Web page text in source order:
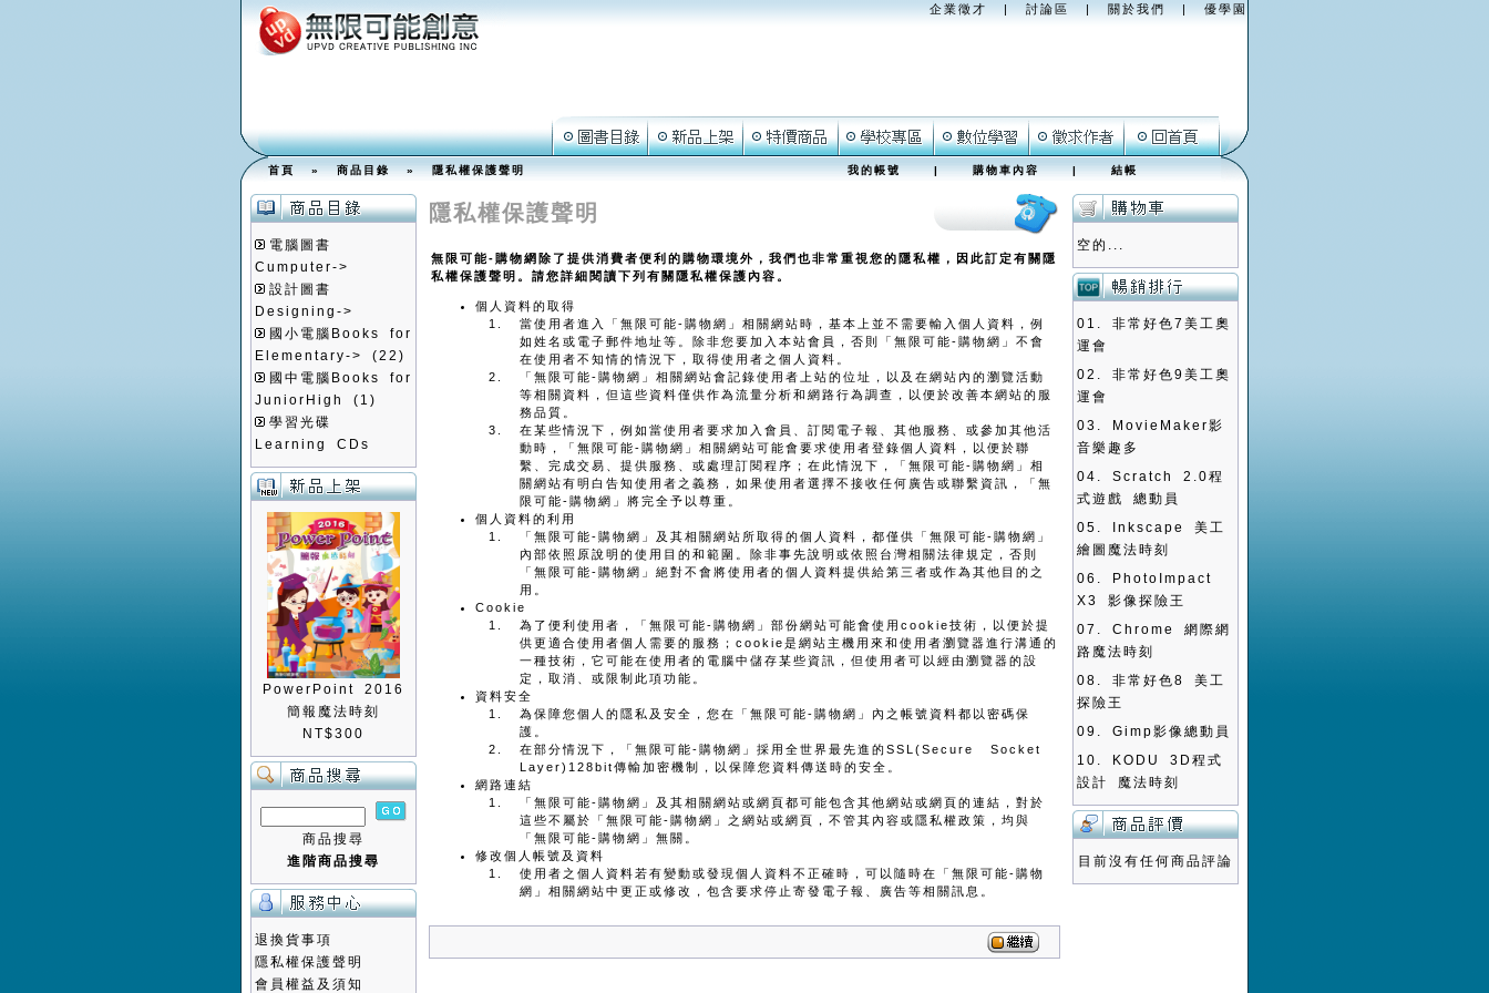
企業徵才 | 討論區 | 關於我們 | 優學園
首頁»商品目錄»隱私權保護聲明 我的帳號|購物車內容|結帳
電腦圖書
Cumputer->
設計圖書
Designing->
國小電腦Books for
Elementary->
(22)
國中電腦Books for
JuniorHigh
(1)
學習光碟
Learning CDs
PowerPoint 2016
簡報魔法時刻
NT$300
商品搜尋
進階商品搜尋
退換貨事項
隱私權保護聲明
會員權益及須知
隱私權保護聲明
無限可能-購物網除了提供消費者便利的購物環境外，我們也非常重視您的隱私權，因此訂定有關隱
私權保護聲明。請您詳細閱讀下列有關隱私權保護內容。
個人資料的取得
當使用者進入「無限可能-購物網」相關網站時，基本上並不需要輸入個人資料，例
如姓名或電子郵件地址等。除非您要加入本站會員，否則「無限可能-購物網」不會
在使用者不知情的情況下，取得使用者之個人資料。
「無限可能-購物網」相關網站會記錄使用者上站的位址，以及在網站內的瀏覽活動
等相關資料，但這些資料僅供作為流量分析和網路行為調查，以便於改善本網站的服
務品質。
在某些情況下，例如當使用者要求加入會員、訂閱電子報、其他服務、或參加其他活
動時，「無限可能-購物網」相關網站可能會要求使用者登錄個人資料，以便於聯
繫、完成交易、提供服務、或處理訂閱程序；在此情況下，「無限可能-購物網」相
關網站有明白告知使用者之義務，如果使用者選擇不接收任何廣告或聯繫資訊，「無
限可能-購物網」將完全予以尊重。
個人資料的利用
「無限可能-購物網」及其相關網站所取得的個人資料，都僅供「無限可能-購物網」
內部依照原說明的使用目的和範圍。除非事先說明或依照台灣相關法律規定，否則
「無限可能-購物網」絕對不會將使用者的個人資料提供給第三者或作為其他目的之
用。
Cookie
為了便利使用者，「無限可能-購物網」部份網站可能會使用cookie技術，以便於提
供更適合使用者個人需要的服務；cookie是網站主機用來和使用者瀏覽器進行溝通的
一種技術，它可能在使用者的電腦中儲存某些資訊，但使用者可以經由瀏覽器的設
定，取消、或限制此項功能。
資料安全
為保障您個人的隱私及安全，您在「無限可能-購物網」內之帳號資料都以密碼保
護。
在部分情況下，「無限可能-購物網」採用全世界最先進的SSL(Secure Socket
Layer)128bit傳輸加密機制，以保障您資料傳送時的安全。
網路連結
「無限可能-購物網」及其相關網站或網頁都可能包含其他網站或網頁的連結，對於
這些不屬於「無限可能-購物網」之網站或網頁，不管其內容或隱私權政策，均與
「無限可能-購物網」無關。
修改個人帳號及資料
使用者之個人資料若有變動或發現個人資料不正確時，可以隨時在「無限可能-購物
網」相關網站中更正或修改，包含要求停止寄發電子報、廣告等相關訊息。
空的...
01. 非常好色7美工奧
運會
02. 非常好色9美工奧
運會
03.
MovieMaker影
音樂趣多
04. Scratch 2.0程
式遊戲 總動員
05.
Inkscape 美工
繪圖魔法時刻
06.
PhotoImpact
X3 影像探險王
07. Chrome 網際網
路魔法時刻
08. 非常好色8 美工
探險王
09. Gimp影像總動員
10.
KODU 3D程式
設計 魔法時刻
目前沒有任何商品評論